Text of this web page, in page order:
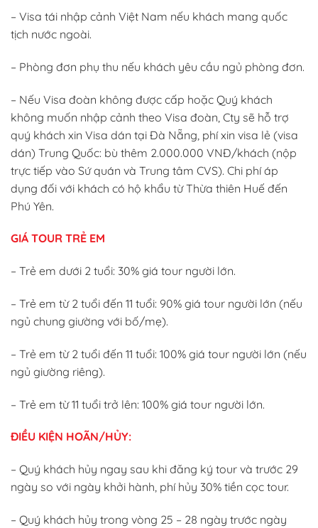
– Visa tái nhập cảnh Việt Nam nếu khách mang quốc
tịch nước ngoài.
– Phòng đơn phụ thu nếu khách yêu cầu ngủ phòng đơn.
– Nếu Visa đoàn không được cấp hoặc Quý khách
không muốn nhập cảnh theo Visa đoàn, Cty sẽ hỗ trợ
quý khách xin Visa dán tại Đà Nẵng, phí xin visa lẻ (visa
dán) Trung Quốc: bù thêm 2.000.000 VNĐ/khách (nộp
trực tiếp vào Sứ quán và Trung tâm CVS). Chi phí áp
dụng đối với khách có hộ khẩu từ Thừa thiên Huế đến
Phú Yên.
GIÁ TOUR TRẺ EM
– Trẻ em dưới 2 tuổi: 30% giá tour người lớn.
– Trẻ em từ 2 tuổi đến 11 tuổi: 90% giá tour người lớn (nếu
ngủ chung giường với bố/mẹ).
– Trẻ em từ 2 tuổi đến 11 tuổi: 100% giá tour người lớn (nếu
ngủ giường riêng).
– Trẻ em từ 11 tuổi trở lên: 100% giá tour người lớn.
ĐIỀU KIỆN HOÃN/HỦY:
– Quý khách hủy ngay sau khi đăng ký tour và trước 29
ngày so với ngày khởi hành, phí hủy 30% tiền cọc tour.
– Quý khách hủy trong vòng 25 – 28 ngày trước ngày